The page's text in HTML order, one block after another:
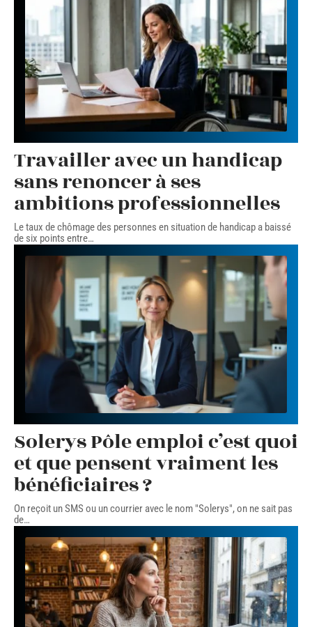
Travailler avec un handicap
sans renoncer à ses
ambitions professionnelles
Le taux de chômage des personnes en situation de handicap a baissé
de six points entre…
Solerys Pôle emploi c’est quoi
et que pensent vraiment les
bénéficiaires ?
On reçoit un SMS ou un courrier avec le nom "Solerys", on ne sait pas
de…